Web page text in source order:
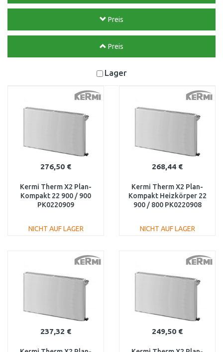
Preis
Preis
Lager
276,50 €
Kermi Therm X2 Plan-
Kompakt 22 900 / 900
PK0220909
NICHT AUF LAGER
268,44 €
Kermi Therm X2 Plan-
Kompakt Heizkörper 22
900 / 800 PK0220908
NICHT AUF LAGER
237,32 € 249,50 €